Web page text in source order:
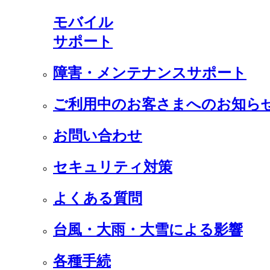
モバイル
サポート
障害・メンテナンスサポート
ご利用中のお客さまへのお知ら
お問い合わせ
セキュリティ対策
よくある質問
台風・大雨・大雪による影響
各種手続